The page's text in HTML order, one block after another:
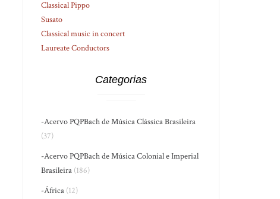
Classical Pippo
Susato
Classical music in concert
Laureate Conductors
Categorias
-Acervo PQPBach de Música Clássica Brasileira
(37)
-Acervo PQPBach de Música Colonial e Imperial
Brasileira (186)
-África (12)